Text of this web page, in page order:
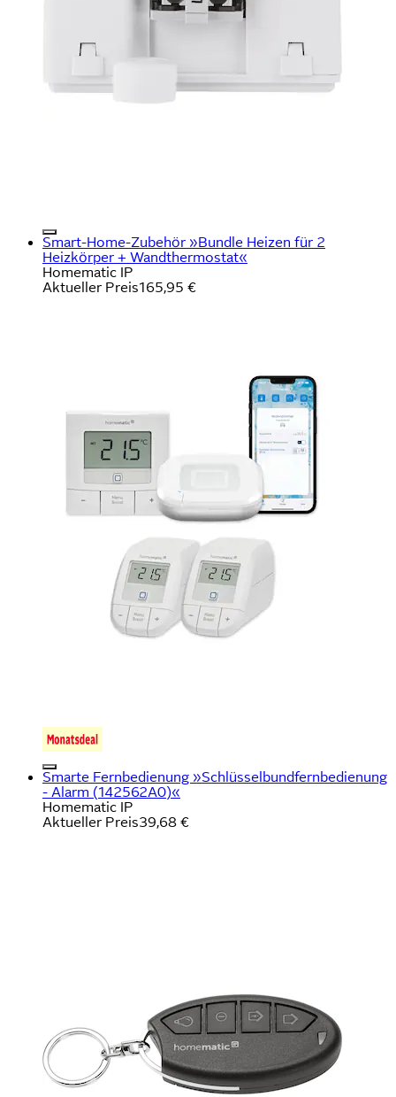
Smart-Home-Zubehör »Bundle Heizen für 2
Heizkörper + Wandthermostat«
Homematic IP
Aktueller Preis165,95 €
Smarte Fernbedienung »Schlüsselbundfernbedienung
- Alarm (142562A0)«
Homematic IP
Aktueller Preis39,68 €